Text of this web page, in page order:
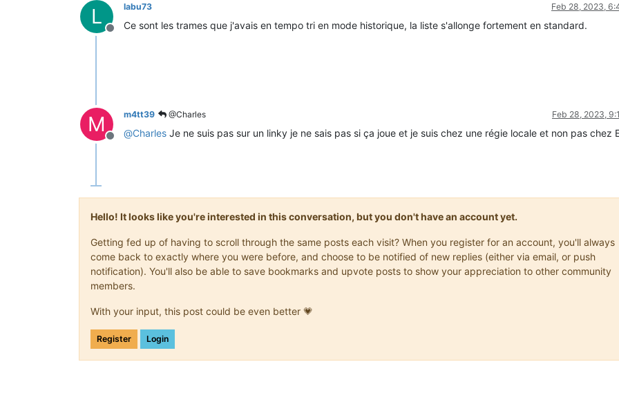
L
Offline
labu73 Feb 28, 2023,
Ce sont les trames que j'avais en tempo tri en mode historique, la liste s'allonge fortement en standard.
M
Offline
m4tt39 @Charles Feb 28, 2023,
@Charles Je ne suis pas sur un linky je ne sais pas si ça joue et je suis chez une régie locale et non pas chez
Hello! It looks like you're interested in this conversation, but you don't have an account yet.
Getting fed up of having to scroll through the same posts each visit? When you register for an account, you'll always
come back to exactly where you were before, and choose to be notified of new replies (either via email, or push
notification). You'll also be able to save bookmarks and upvote posts to show your appreciation to other community
members.
With your input, this post could be even better 💗
Register Login